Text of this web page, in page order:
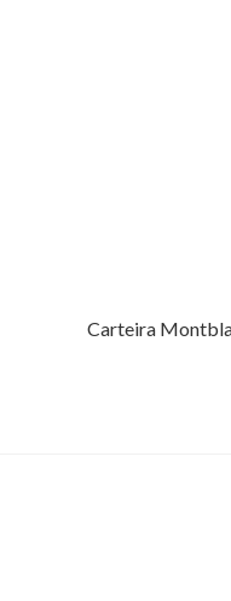
Carteira